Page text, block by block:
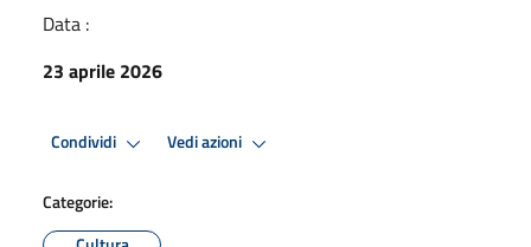
Data :
23 aprile 2026
Condividi Vedi azioni
Categorie: